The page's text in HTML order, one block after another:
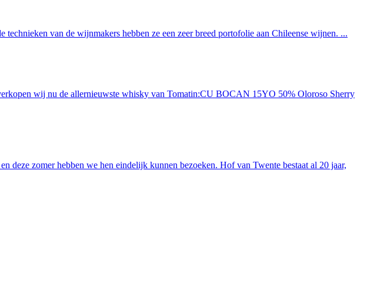
van de wijnmakers hebben ze een zeer breed portofolie aan Chileense wijnen. ...
wij nu de allernieuwste whisky van Tomatin:CU BOCAN 15YO 50% Oloroso Sherry
zomer hebben we hen eindelijk kunnen bezoeken. Hof van Twente bestaat al 20 jaar,